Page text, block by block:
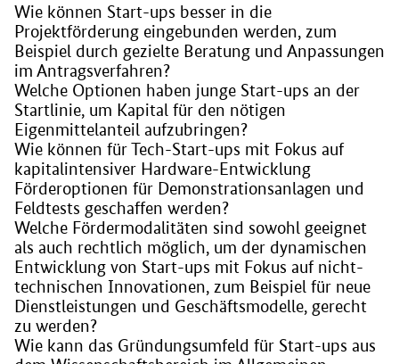
Wie können Start-ups besser in die
Projektförderung eingebunden werden, zum
Beispiel durch gezielte Beratung und Anpassungen
im Antragsverfahren?
Welche Optionen haben junge Start-ups an der
Startlinie, um Kapital für den nötigen
Eigenmittelanteil aufzubringen?
Wie können für Tech-Start-ups mit Fokus auf
kapitalintensiver Hardware-Entwicklung
Förderoptionen für Demonstrationsanlagen und
Feldtests geschaffen werden?
Welche Fördermodalitäten sind sowohl geeignet
als auch rechtlich möglich, um der dynamischen
Entwicklung von Start-ups mit Fokus auf nicht-
technischen Innovationen, zum Beispiel für neue
Dienstleistungen und Geschäftsmodelle, gerecht
zu werden?
Wie kann das Gründungsumfeld für Start-ups aus